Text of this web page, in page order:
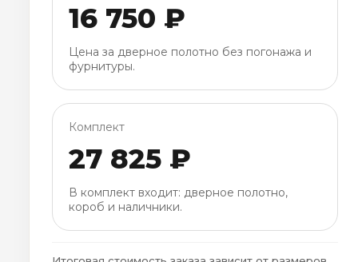
16 750 ₽
Цена за дверное полотно без погонажа и
фурнитуры.
Комплект
27 825 ₽
В комплект входит: дверное полотно,
короб и наличники.